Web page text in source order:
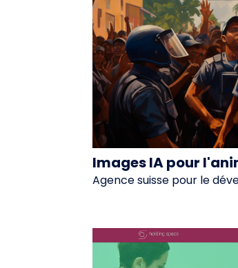
Images IA pour
Agence suisse pour le